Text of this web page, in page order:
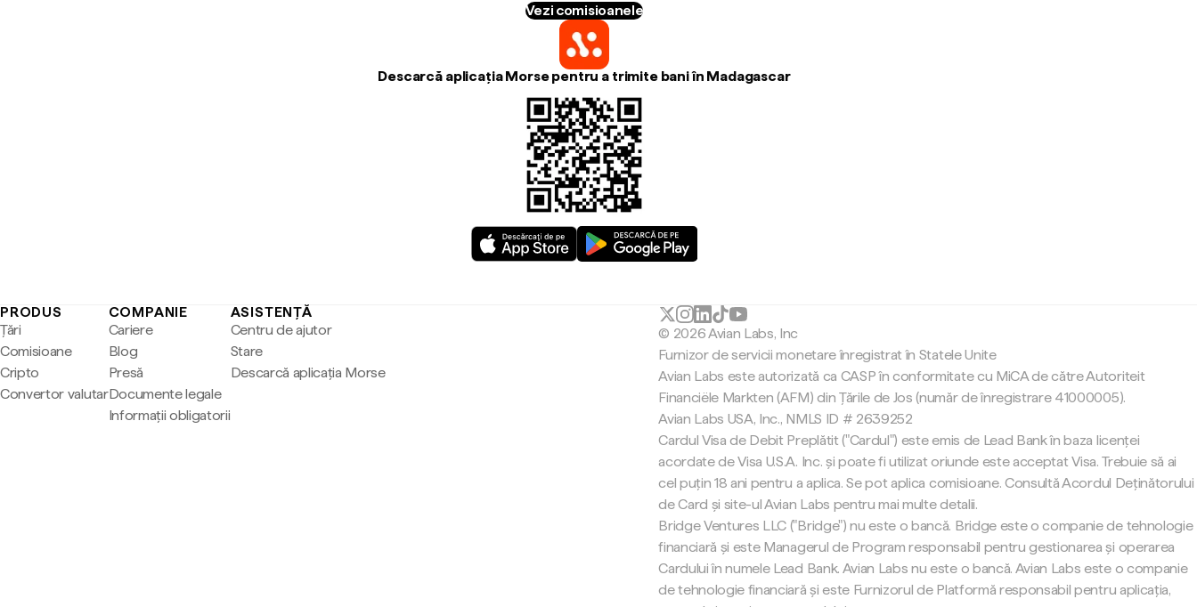
Vezi comisioanele
Descarcă aplicația Morse pentru a trimite bani în Madagascar
PRODUS
Țări
Comisioane
Cripto
Convertor valutar
COMPANIE
Cariere
Blog
Presă
Documente legale
Informații obligatorii
ASISTENȚĂ
Centru de ajutor
Stare
Descarcă aplicația Morse
© 2026 Avian Labs, Inc
Furnizor de servicii monetare înregistrat în Statele Unite
Avian Labs este autorizată ca CASP în conformitate cu MiCA de către Autoriteit
Financiële Markten (AFM) din Țările de Jos (număr de înregistrare 41000005).
Avian Labs USA, Inc., NMLS ID # 2639252
Cardul Visa de Debit Preplătit ("Cardul") este emis de Lead Bank în baza licenței
acordate de Visa U.S.A. Inc. și poate fi utilizat oriunde este acceptat Visa. Trebuie să ai
cel puțin 18 ani pentru a aplica. Se pot aplica comisioane. Consultă Acordul Deținătorului
de Card și site-ul Avian Labs pentru mai multe detalii.
Bridge Ventures LLC ("Bridge") nu este o bancă. Bridge este o companie de tehnologie
financiară și este Managerul de Program responsabil pentru gestionarea și operarea
Cardului în numele Lead Bank. Avian Labs nu este o bancă. Avian Labs este o companie
de tehnologie financiară și este Furnizorul de Platformă responsabil pentru aplicația,